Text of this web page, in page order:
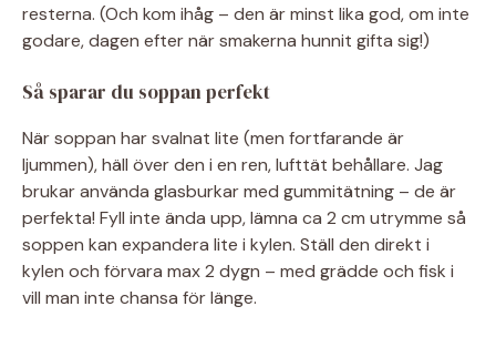
resterna. (Och kom ihåg – den är minst lika god, om inte
godare, dagen efter när smakerna hunnit gifta sig!)
Så sparar du soppan perfekt
När soppan har svalnat lite (men fortfarande är
ljummen), häll över den i en ren, lufttät behållare. Jag
brukar använda glasburkar med gummitätning – de är
perfekta! Fyll inte ända upp, lämna ca 2 cm utrymme så
soppen kan expandera lite i kylen. Ställ den direkt i
kylen och förvara max 2 dygn – med grädde och fisk i
vill man inte chansa för länge.